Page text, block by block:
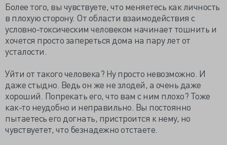
Более того, вы чувствуете, что меняетесь как личность
в плохую сторону. От области взаимодействия с
условно-токсическим человеком начинает тошнить и
хочется просто запереться дома на пару лет от
усталости.
Уйти от такого человека? Ну просто невозможно. И
даже стыдно. Ведь он же не злодей, а очень даже
хороший. Попрекать его, что вам с ним плохо? Тоже
как-то неудобно и неправильно. Вы постоянно
пытаетесь его догнать, пристроится к нему, но
чувствуетет, что безнадежно отстаете.